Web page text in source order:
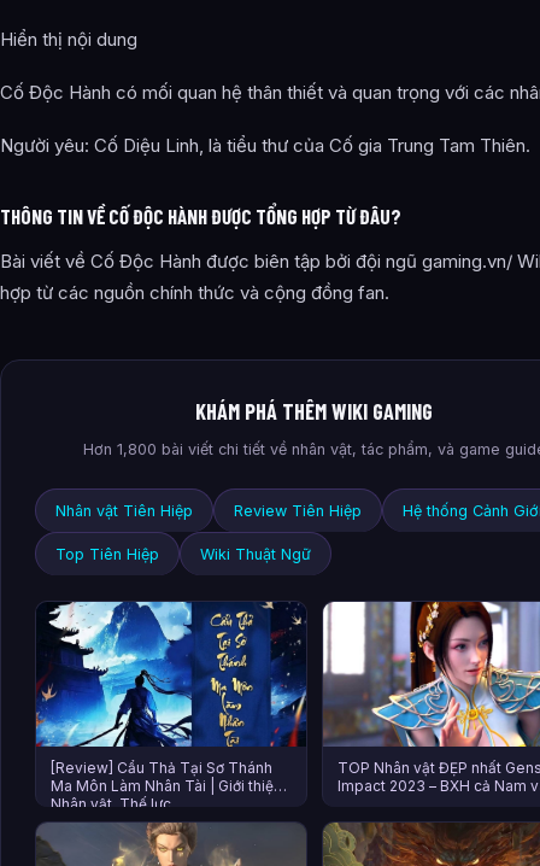
Hiển thị nội dung
Cố Độc Hành có mối quan hệ thân thiết và quan trọng với các
Người yêu: Cố Diệu Linh, là tiểu thư của Cố gia Trung Tam Thiên.
THÔNG TIN VỀ CỐ ĐỘC HÀNH ĐƯỢC TỔNG HỢP TỪ ĐÂU?
Bài viết về Cố Độc Hành được biên tập bởi đội ngũ gaming.vn/
hợp từ các nguồn chính thức và cộng đồng fan.
KHÁM PHÁ THÊM WIKI GAMING
Hơn 1,800 bài viết chi tiết về nhân vật, tác phẩm, và game
Nhân vật Tiên Hiệp Review Tiên Hiệp Hệ thống Cảnh
Top Tiên Hiệp Wiki Thuật Ngữ
[Review] Cẩu Thả Tại Sơ Thánh
Ma Môn Làm Nhân Tài | Giới thiệu,
Nhân vật, Thế lực
TOP Nhân vật ĐẸP nhất
Impact 2023 – BXH cả Nam